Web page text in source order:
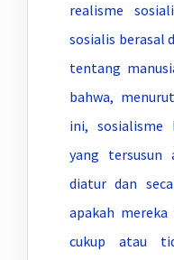
realisme
sosialis berasal
tentang
bahwa,
ini, sosialisme
yang tersusun
diatur dan
apakah
cukup atau